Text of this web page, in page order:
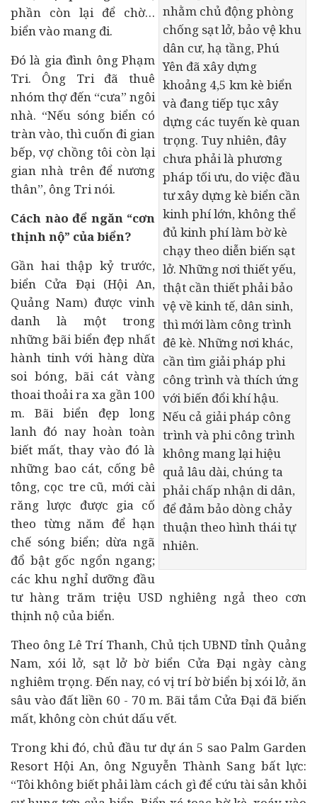
nhằm chủ động phòng
chống sạt lở, bảo vệ khu
dân cư, hạ tầng, Phú
Yên đã xây dựng
khoảng 4,5 km kè biển
và đang tiếp tục xây
dựng các tuyến kè quan
trọng. Tuy nhiên, đây
chưa phải là phương
pháp tối ưu, do việc đầu
tư xây dựng kè biển cần
kinh phí lớn, không thể
đủ kinh phí làm bờ kè
chạy theo diễn biến sạt
lở. Những nơi thiết yếu,
thật cần thiết phải bảo
vệ vềkinh tế, dân sinh,
thì mới làm công trình
đê kè. Những nơi khác,
cần tìm giải pháp phi
công trình và thích ứng
với biến đổi khí hậu.
Nếu cả giải pháp công
trình và phi công trình
không mang lại hiệu
quả lâu dài, chúng ta
phải chấp nhận di dân,
để đảm bảo dòng chảy
thuận theo hình thái tự
nhiên.
phần còn lại để chờ…
biển vào mang đi.
Đó là gia đình ông Phạm
Tri. Ông Tri đã thuê
nhóm thợ đến “cưa” ngôi
nhà. “Nếu sóng biển có
tràn vào, thì cuốn đi gian
bếp, vợ chồng tôi còn lại
gian nhà trên để nương
thân”, ông Tri nói.
Cách nào để ngăn “cơn
thịnh nộ” của biển?
Gần hai thập kỷ trước,
biển Cửa Đại (Hội An,
Quảng Nam) được vinh
danh là một trong
những bãi biển đẹp nhất
hành tinh với hàng dừa
soi bóng, bãi cát vàng
thoai thoải ra xa gần 100
m. Bãi biển đẹp long
lanh đó nay hoàn toàn
biết mất, thay vào đó là
những bao cát, cống bê
tông, cọc tre cũ, mới cài
răng lược được gia cố
theo từng năm để hạn
chế sóng biển; dừa ngã
đổ bật gốc ngổn ngang;
các khu nghỉ dưỡng đầu
tư hàng trăm triệu USD nghiêng ngả theo cơn
thịnh nộ của biển.
Theo ông Lê Trí Thanh, Chủ tịch UBND tỉnh Quảng
Nam, xói lở, sạt lở bờ biển Cửa Đại ngày càng
nghiêm trọng. Đến nay, có vị trí bờ biển bị xói lở, ăn
sâu vào đất liền 60 - 70 m. Bãi tắm Cửa Đại đã biến
mất, không còn chút dấu vết.
Trong khi đó, chủ đầu tư dự án5 sao Palm Garden
Resort Hội An, ông Nguyễn Thành Sang bất lực:
“Tôi không biết phải làm cách gì để cứu tài sản khỏi